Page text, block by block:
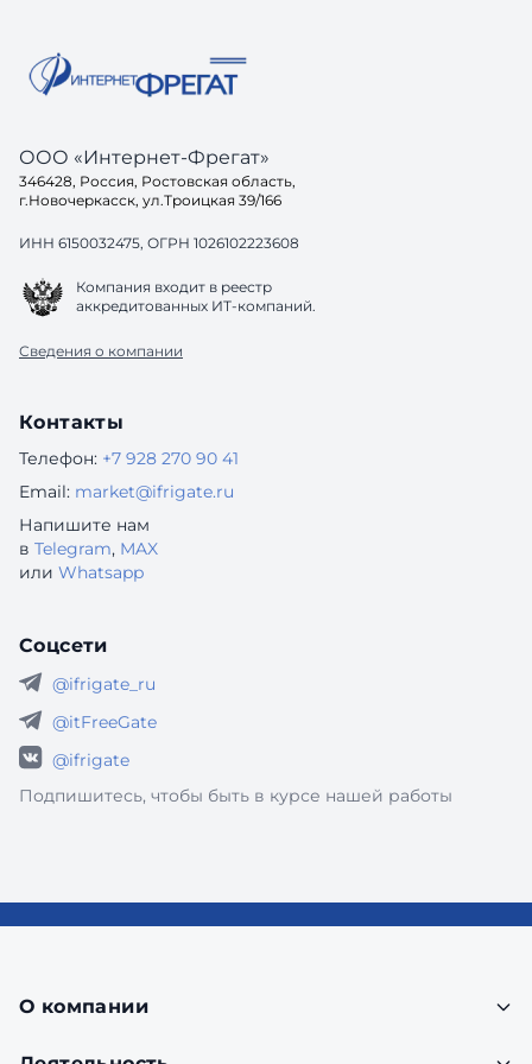
подрядчик будет работать вслепую. 2.
Ак
ООО «Интернет-Фрегат»
346428, Россия, Ростовская область,
г.Новочеркасск, ул.Троицкая 39/166
ИНН 6150032475, ОГРН 1026102223608
Компания входит в реестр
аккредитованных ИТ-компаний.
Сведения о компании
Контакты
Телефон: +7 928 270 90 41
Email: market@ifrigate.ru
Напишите нам
в Telegram, MAX
или Whatsapp
Соцсети
@ifrigate_ru
@itFreeGate
@ifrigate
Подпишитесь, чтобы быть в курсе нашей работы
О компании